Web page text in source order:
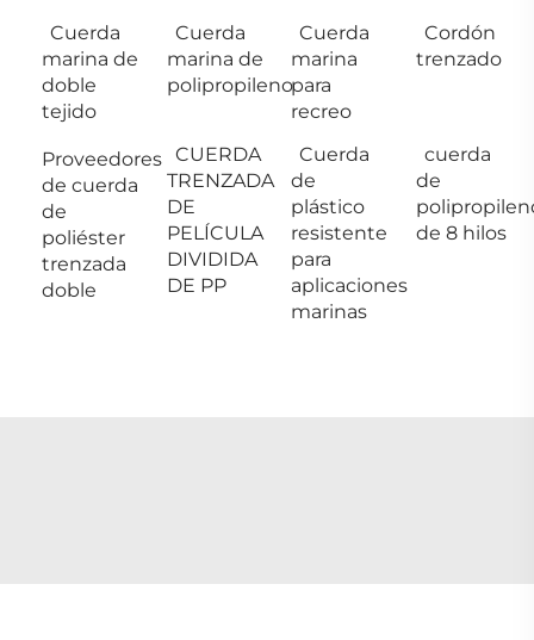
Cuerda
marina de
doble
tejido
Cuerda
marina de
polipropileno
Cuerda
marina
para
recreo
Cordón
trenzado
Proveedores
de cuerda
de
poliéster
trenzada
doble
CUERDA
TRENZADA
DE
PELÍCULA
DIVIDIDA
DE PP
Cuerda
de
plástico
resistente
para
aplicaciones
marinas
cuerda
de
de 8 hilos